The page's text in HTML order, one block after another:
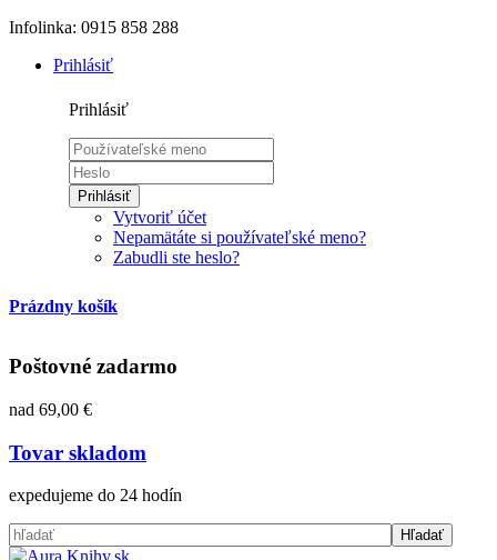
Infolinka: 0915 858 288
Prihlásiť
Prihlásiť
Prihlásiť
Vytvoriť účet
Nepamätáte si používateľské meno?
Zabudli ste heslo?
Prázdny košík
Poštovné zadarmo
nad 69,00 €
Tovar skladom
expedujeme do 24 hodín